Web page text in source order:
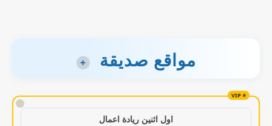
مواقع صديقة +
!
اول اثنين ريادة اعمال